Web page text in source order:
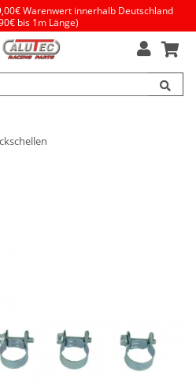
Warenwert innerhalb Deutschland
bis 1m Länge)